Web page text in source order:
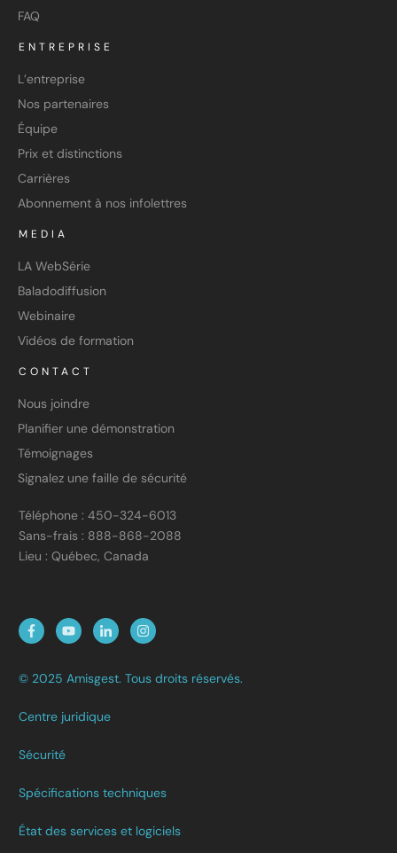
FAQ
ENTREPRISE
L’entreprise
Nos partenaires
Équipe
Prix et distinctions
Carrières
Abonnement à nos infolettres
MEDIA
LA WebSérie
Baladodiffusion
Webinaire
Vidéos de formation
CONTACT
Nous joindre
Planifier une démonstration
Témoignages
Signalez une faille de sécurité
Téléphone : 450-324-6013
Sans-frais : 888-868-2088
Lieu : Québec, Canada
© 2025 Amisgest. Tous droits réservés.
Centre juridique
Sécurité
Spécifications techniques
État des services et logiciels